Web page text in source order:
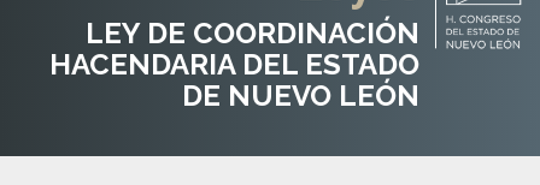
LEY DE COORDINACIÓN
HACENDARIA DEL ESTADO
DE NUEVO LEÓN